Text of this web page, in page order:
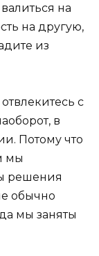
на
на другую,
из
с
в
Потому что
мы
решения
обычно
мы заняты